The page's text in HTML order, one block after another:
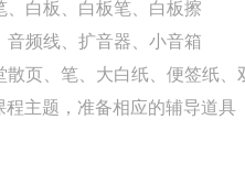
、白板、白板笔、白板擦
音频线、扩音器、小音箱
页、笔、大白纸、便签纸
主题，准备相应的辅导道具